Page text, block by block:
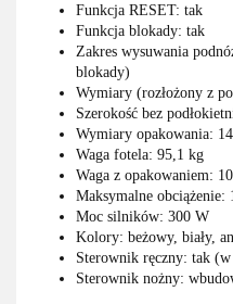
Funkcja RESET: tak
Funkcja blokady: tak
Zakres wysuwania
blokady)
Wymiary (rozłożony z
Szerokość bez
Wymiary opakowania:
Waga fotela: 95,1 kg
Waga z opakowaniem:
Maksymalne obciążenie:
Moc silników: 300 W
Kolory: beżowy, biały,
Sterownik ręczny: tak (w
Sterownik nożny: